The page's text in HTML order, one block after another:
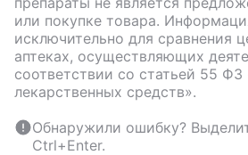
или покупке товара.
исключительно для сравнения
аптеках, осуществляющих
соответствии со статьей 55
лекарственных средств».
Обнаружили ошибку?
Ctrl+Enter.